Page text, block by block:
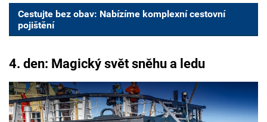
Cestujte bez obav: Nabízíme komplexní cestovní
pojištění
4. den: Magický svět sněhu a ledu